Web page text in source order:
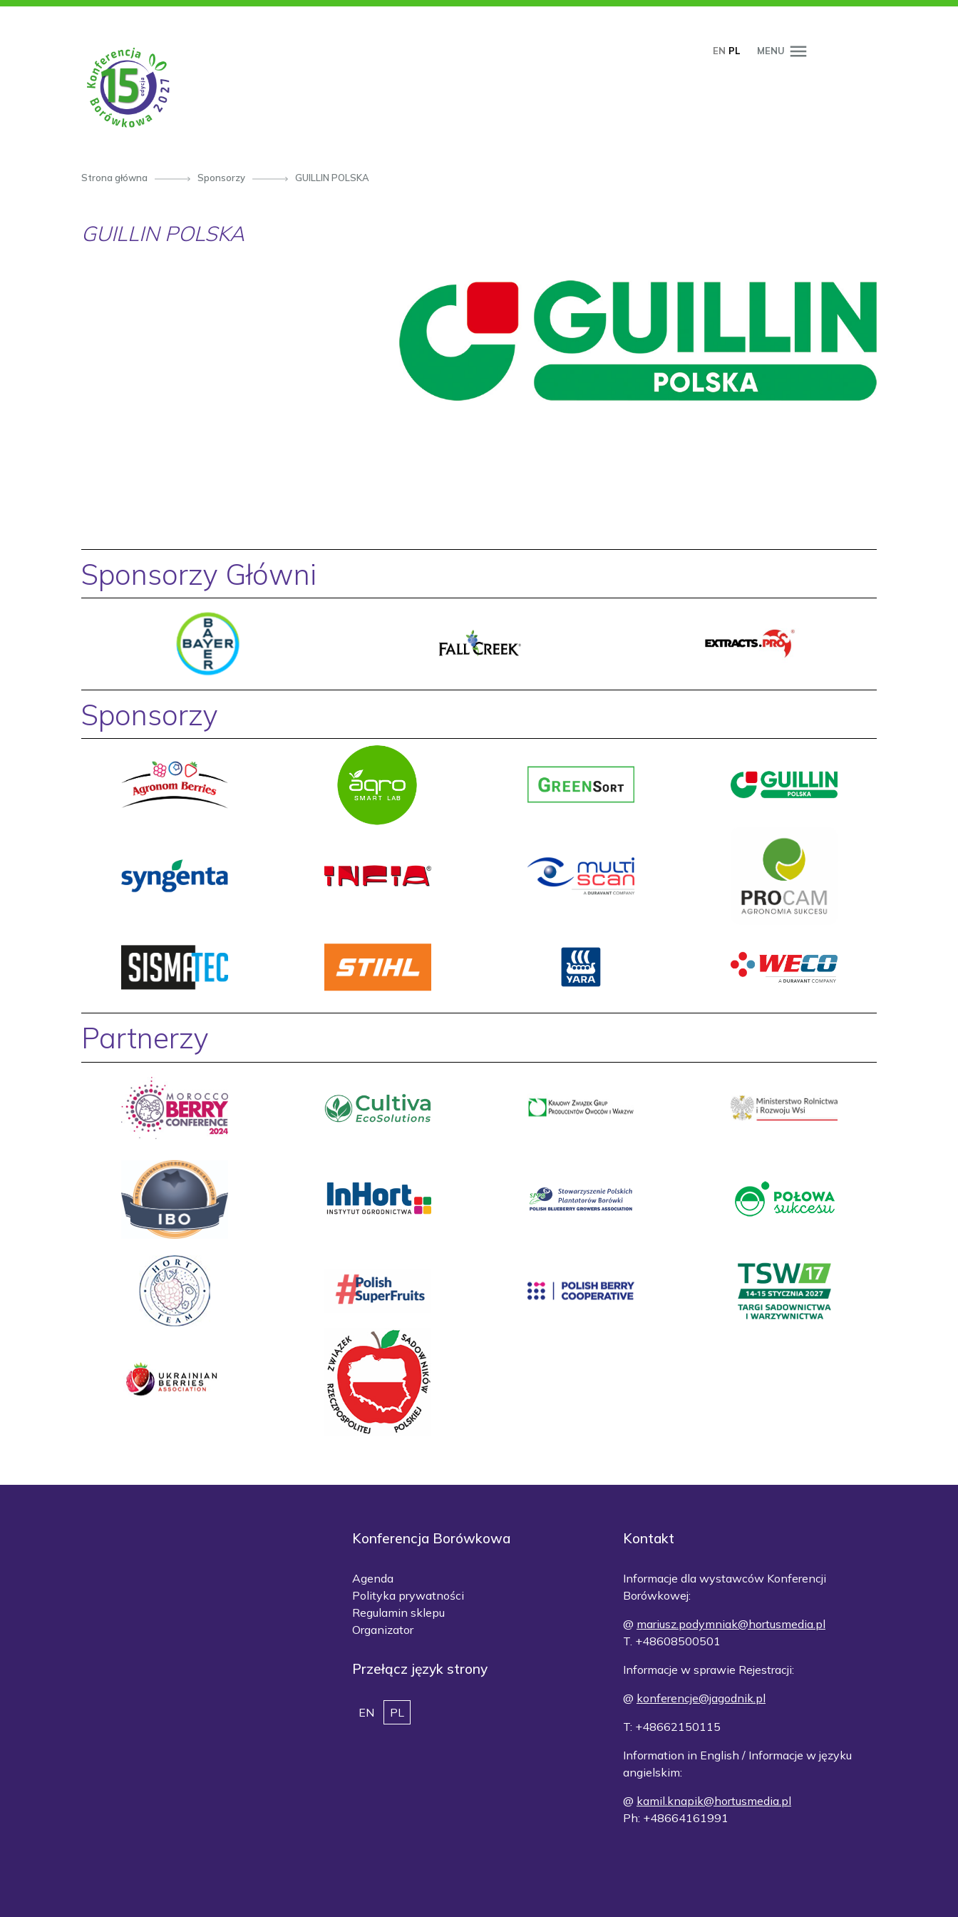
EN PL MENU
Strona główna Sponsorzy GUILLIN POLSKA
GUILLIN POLSKA
Sponsorzy Główni
Sponsorzy
Partnerzy
Konferencja Borówkowa
Agenda
Polityka prywatności
Regulamin sklepu
Organizator
Przełącz język strony
EN PL
Kontakt
Informacje dla wystawców Konferencji
Borówkowej:
@ mariusz.podymniak@hortusmedia.pl
T. +48608500501
Informacje w sprawie Rejestracji:
@ konferencje@jagodnik.pl
T: +48662150115
Information in English / Informacje w języku
angielskim:
@ kamil.knapik@hortusmedia.pl
Ph: +48664161991